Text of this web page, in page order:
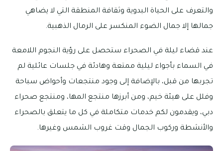
والتعرف على الحياة البدوية وثقافة المنطقة التي لا يضاهي
جمالها إلا جمال الضوء المنكسر على الرمال الذهبية.
عند قضاء ليلة في الصحراء ستحصل على رؤية النجوم اللامعة
في السماء بأجواء ليلية ممتعة وهادئة في جلسات عائلية لم
تجربها من قبل، بالإضافة إلى وجود منتجعات وأحواض سباحة
وفلل على هيئة خيم، ومن أبرزها منتجع المها، ومنتجع صحراء
دبي، ويقدمون لكم خدمات متكاملة في كل ما يتعلق بالصحراء
والأنشطة وركوب الجمال وقت غروب الشمس وغيرها.